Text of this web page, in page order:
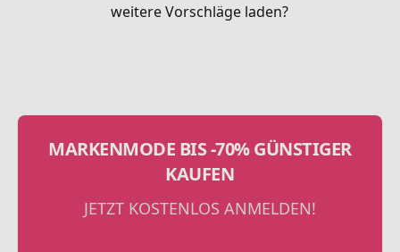
weitere Vorschläge laden?
MARKENMODE BIS -70% GÜNSTIGER
KAUFEN
JETZT KOSTENLOS ANMELDEN!